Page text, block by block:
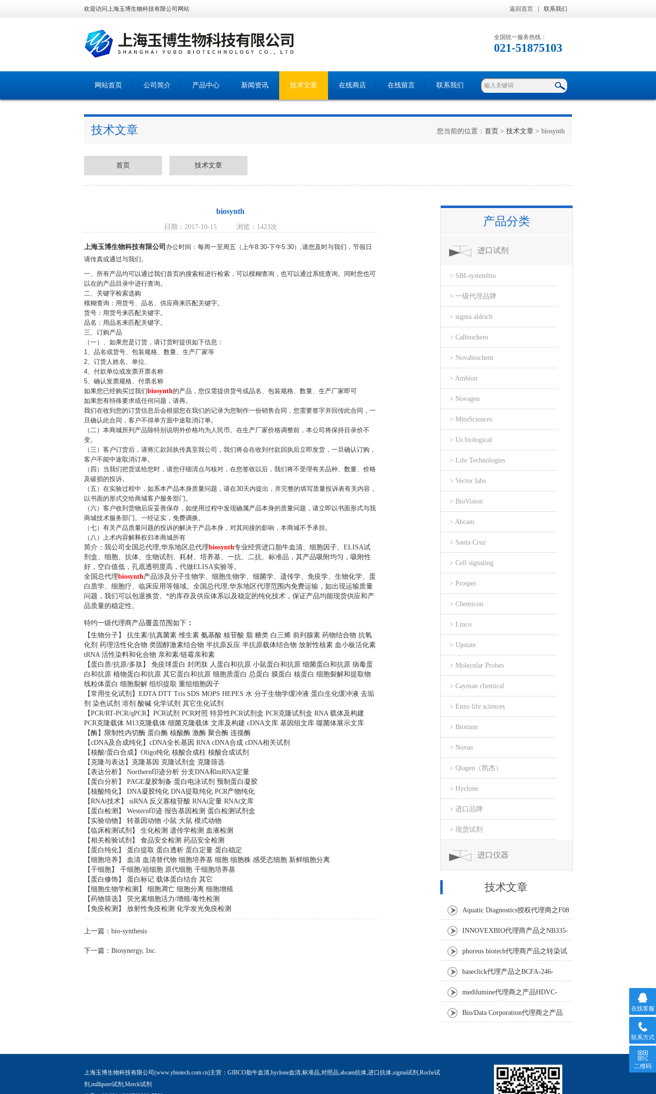
欢迎访问上海玉博生物科技有限公司网站 返回首页 联系我们
全国统一服务热线：
021-51875103
网站首页 公司简介 产品中心 新闻资讯 技术文章 在线商店 在线留言 联系我们
技术文章 您当前的位置： 首页 > 技术文章 > biosynth
首页 技术文章
biosynth
日期：2017-10-15 浏览：1423次
上海玉博生物科技有限公司 办公时间：每周一至周五（上午8:30-下午5:30）,请您及时与我们，节假日
请传真或通过与我们。
一、所有产品均可以通过我们首页的搜索框进行检索，可以模糊查询，也可以通过系统查询。同时您也可
以在的产品目录中进行查询。
二、关键字检索选购
模糊查询：用货号、品名、供应商来匹配关键字。
货号：用货号来匹配关键字。
品名：用品名来匹配关键字。
三、订购产品
（一）、如果您是订货，请订货时提供如下信息：
1、品名或货号、包装规格、数量、生产厂家等
2、订货人姓名、单位、
4、付款单位或发票开票名称
5、确认发票规格、付票名称
如果您已经购买过我们biosynth的产品，您仅需提供货号或品名、包装规格、数量、生产厂家即可
如果您有特殊要求或任何问题，请再。
我们在收到您的订货信息后会根据您在我们的记录为您制作一份销售合同，您需要签字并回传此合同，一
旦确认此合同，客户不得单方面中途取消订单。
（二）本商城所列产品除特别说明外价格均为人民币。在生产厂家价格调整前，本公司将保持目录价不
变。
（三）客户订货后，请将汇款回执传真至我公司，我们将会在收到付款回执后立即发货，一旦确认订购，
客户不能中途取消订单。
（四）当我们把货送给您时，请您仔细清点与核对，在您签收以后，我们将不受理有关品种、数量、价格
及破损的投诉。
（五）在实验过程中，如系本产品本身质量问题，请在30天内提出，并完整的填写质量投诉表有关内容，
以书面的形式交给商城客户服务部门。
（六）客户收到货物后应妥善保存，如使用过程中发现确属产品本身的质量问题，请立即以书面形式与我
商城技术服务部门。一经证实，免费调换。
（七）有关产品质量问题的投诉的解决于产品本身，对其间接的影响，本商城不予承担。
（八）上术内容解释权归本商城所有
简介：我公司全国总代理,华东地区总代理biosynth专业经营进口胎牛血清、细胞因子、ELISA试
剂盒、细胞、抗体、生物试剂、耗材、培养基、一抗、二抗、标准品，其产品吸附均匀，吸附性
好，空白值低，孔底透明度高，代做ELISA实验等。
全国总代理biosynth产品涉及分子生物学、细胞生物学、细菌学、遗传学、免疫学、生物化学、蛋
白质学、细胞疗、临床应用等领域。全国总代理,华东地区代理范围内免费运输，如出现运输质量
问题，我们可以包退换货。 *的库存及供应体系以及稳定的纯化技术，保证产品均能现货供应和产
品质量的稳定性。
特约一级代理商产品覆盖范围如下 ：
【生物分子】 抗生素/抗真菌素 维生素 氨基酸 核苷酸 脂 糖类 白三烯 前列腺素 药物结合物 抗氧
化剂 药理活性化合物 类固醇激素结合物 半抗原反应 半抗原载体结合物 放射性核素 血小板活化素
tRNA 活性染料和化合物 亲和素/链霉亲和素
【蛋白质/抗原/多肽】 免疫球蛋白 封闭肽 人蛋白和抗原 小鼠蛋白和抗原 细菌蛋白和抗原 病毒蛋
白和抗原 植物蛋白和抗原 其它蛋白和抗原 细胞质蛋白 总蛋白 膜蛋白 核蛋白 细胞裂解和提取物
线粒体蛋白 细胞裂解 组织提取 重组细胞因子
【常用生化试剂】EDTA DTT Tris SDS MOPS HEPES 水 分子生物学缓冲液 蛋白生化缓冲液 去垢
剂 染色试剂 溶剂 酸碱 化学试剂 其它生化试剂
【PCR/RT-PCR/qPCR】PCR试剂 PCR对照 特异性PCR试剂盒 PCR克隆试剂盒 RNA 载体及构建
PCR克隆载体 M13克隆载体 细菌克隆载体 文库及构建 cDNA文库 基因组文库 噬菌体展示文库
【酶】限制性内切酶 蛋白酶 核酸酶 激酶 聚合酶 连接酶
【cDNA及合成纯化】cDNA全长基因 RNA cDNA合成 cDNA相关试剂
【核酸/蛋白合成】Oligo纯化 核酸合成柱 核酸合成试剂
【克隆与表达】克隆基因 克隆试剂盒 克隆筛选
【表达分析】 Northern印迹分析 分支DNA和mRNA定量
【蛋白分析】 PAGE凝胶制备 蛋白电泳试剂 预制蛋白凝胶
【核酸纯化】 DNA凝胶纯化 DNA提取纯化 PCR产物纯化
【RNAi技术】 siRNA 反义寡核苷酸 RNAi定量 RNAi文库
【蛋白检测】 Western印迹 报告基因检测 蛋白检测试剂盒
【实验动物】 转基因动物 小鼠 大鼠 模式动物
【临床检测试剂】 生化检测 遗传学检测 血液检测
【相关检验试剂】 食品安全检测 药品安全检测
【蛋白纯化】 蛋白提取 蛋白透析 蛋白定量 蛋白稳定
【细胞培养】 血清 血清替代物 细胞培养基 细胞 细胞株 感受态细胞 新鲜细胞分离
【干细胞】 干细胞/祖细胞 原代细胞 干细胞培养基
【蛋白修饰】 蛋白标记 载体蛋白结合 其它
【细胞生物学检测】 细胞凋亡 细胞分离 细胞增殖
【药物筛选】 荧光素细胞活力/增殖/毒性检测
【免疫检测】 放射性免疫检测 化学发光免疫检测
上一篇： bio-synthesis
下一篇： Biosynergy, Inc.
产品分类
进口试剂
> SBI-systembio
> 一级代理品牌
> sigma aldrich
> Calbiochem
> Novabiochem
> Ambion
> Novagen
> MitoSciences
> Us biological
> Life Technologies
> Vector labs
> BioVision
> Abcam
> Santa Cruz
> Cell signaling
> Prospec
> Chemicon
> Linco
> Upstate
> Molecular Probes
> Cayman chemical
> Enzo life sciences
> Biotium
> Novus
> Qiagen（凯杰）
> Hyclone
> 进口品牌
> 现货试剂
进口仪器
技术文章
Aquatic Diagnostics授权代理商之F08
Anti-Turbot IgM monoclonal antibody
INNOVEXBIO代理商产品之NB335-
60-60ML Fc Receptor Blocker – Azide-Free
phoreus biotech代理商产品之转染试
剂BAPtofect-25 5mg kit
baseclick代理产品之BCFA-246-
5mg，Tri-β-GalNAc-PEG3-Azide
medilumine代理商之产品HDVC-
121，Fenestra HDVC动物CT造影剂
Bio/Data Corporation代理商之产品
上海玉博生物科技有限公司(www.ybiotech.com.cn)主营：GIBCO胎牛血清,hyclone血清,标准品,对照品,abcam抗体,进口抗体,sigma试剂,Roche试
剂,millipore试剂,Merck试剂
在线客服
联系方式
二维码